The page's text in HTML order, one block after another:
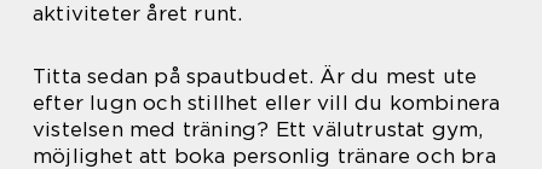
aktiviteter året runt.
Titta sedan på spautbudet. Är du mest ute
efter lugn och stillhet eller vill du kombinera
vistelsen med träning? Ett välutrustat gym,
möjlighet att boka personlig tränare och bra